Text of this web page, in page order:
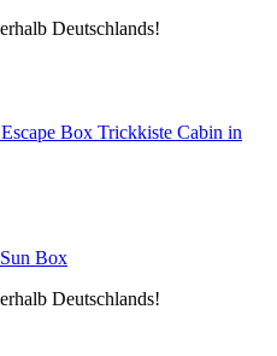
Deutschlands!
Trickkiste Cabin in
Box
Deutschlands!